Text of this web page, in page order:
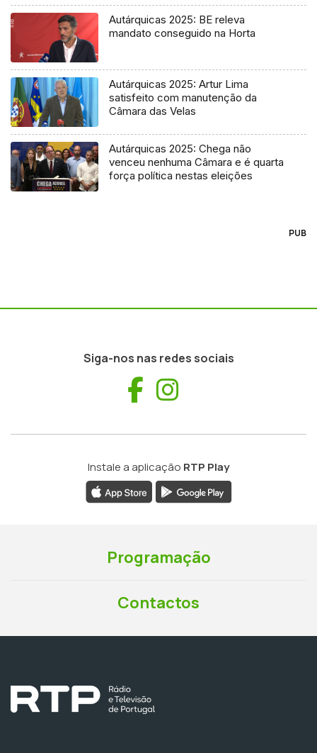
Autárquicas 2025: BE releva
mandato conseguido na Horta
Autárquicas 2025: Artur Lima
satisfeito com manutenção da
Câmara das Velas
Autárquicas 2025: Chega não
venceu nenhuma Câmara e é quarta
força política nestas eleições
PUB
Siga-nos nas redes sociais
Facebook
Instale a aplicação RTP Play
Programação
Contactos